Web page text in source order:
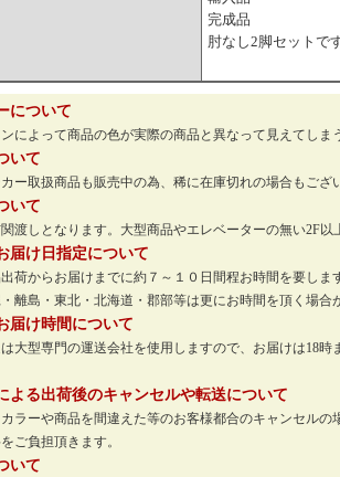
完成品
肘なし2脚セットで
について
によって商品の色が実際の商品と異なって見えてしま
いて
ー取扱商品も販売中の為、稀に在庫切れの場合もござ
いて
渡しとなります。大型商品やエレベーターの無い2F
届け日指定について
荷からお届けまでに約７～１０日間程お時間を要し
離島・東北・北海道・郡部等は更にお時間を頂く場合
届け時間について
大型専門の運送会社を使用しますので、お届けは18
よる出荷後のキャンセルや転送について
ラーや商品を間違えた等のお客様都合のキャンセル
ご負担頂きます。
いて